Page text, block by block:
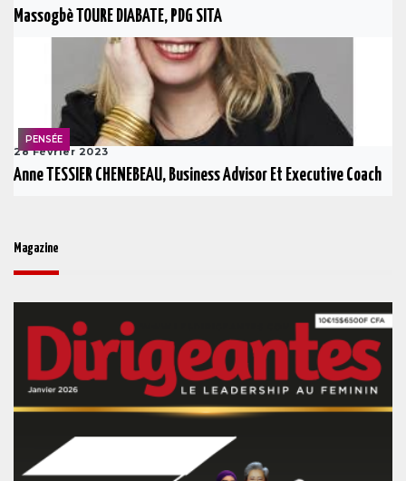
Massogbè TOURE DIABATE, PDG SITA
PENSÉE
28 Février 2023
Anne TESSIER CHENEBEAU, Business Advisor Et Executive Coach
Magazine